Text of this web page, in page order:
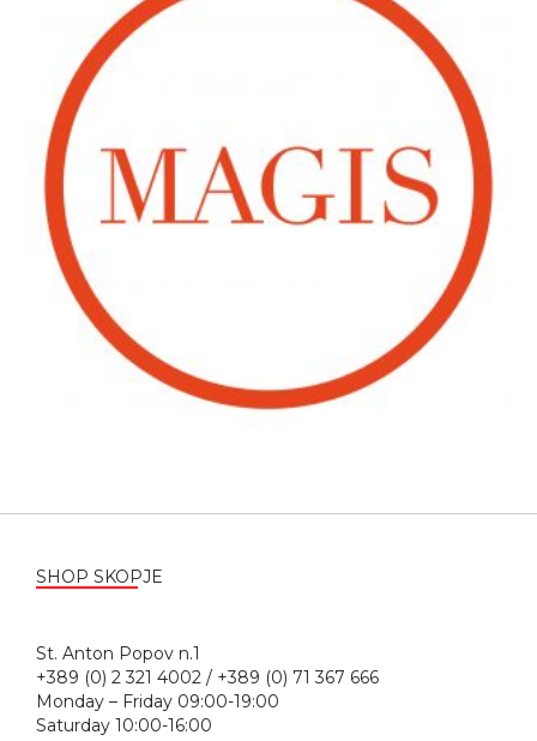
SHOP SKOPJE
St. Anton Popov n.1
+389 (0) 2 321 4002 / +389 (0) 71 367 666
Monday – Friday 09:00-19:00
Saturday 10:00-16:00